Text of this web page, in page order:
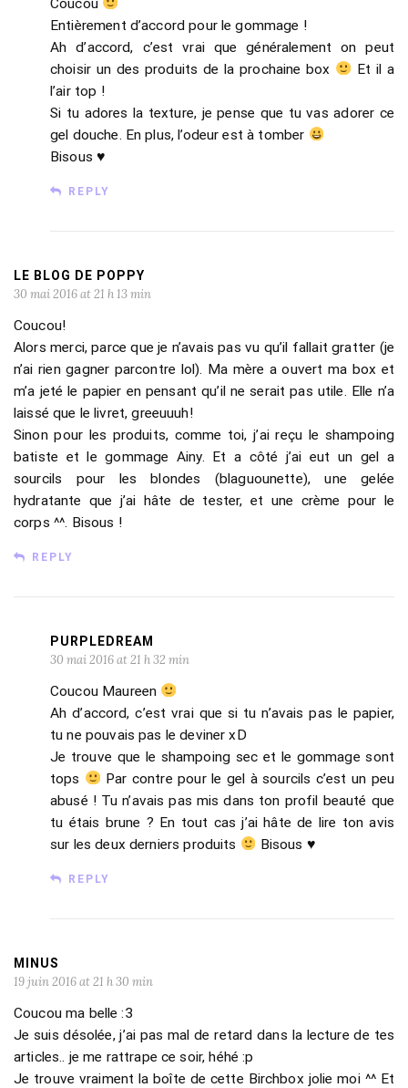
Coucou
Entièrement d’accord pour le gommage !
Ah d’accord, c’est vrai que généralement on peut
choisir un des produits de la prochaine box
Et il a
l’air top !
Si tu adores la texture, je pense que tu vas adorer ce
gel douche. En plus, l’odeur est à tomber
Bisous ♥
REPLY
LE BLOG DE POPPY
30 mai 2016 at 21 h 13 min
Coucou!
Alors merci, parce que je n’avais pas vu qu’il fallait gratter (je
n’ai rien gagner parcontre lol). Ma mère a ouvert ma box et
m’a jeté le papier en pensant qu’il ne serait pas utile. Elle n’a
laissé que le livret, greeuuuh!
Sinon pour les produits, comme toi, j’ai reçu le shampoing
batiste et le gommage Ainy. Et a côté j’ai eut un gel a
sourcils pour les blondes (blaguounette), une gelée
hydratante que j’ai hâte de tester, et une crème pour le
corps ^^. Bisous !
REPLY
PURPLEDREAM
30 mai 2016 at 21 h 32 min
Coucou Maureen
Ah d’accord, c’est vrai que si tu n’avais pas le papier,
tu ne pouvais pas le deviner xD
Je trouve que le shampoing sec et le gommage sont
tops
Par contre pour le gel à sourcils c’est un peu
abusé ! Tu n’avais pas mis dans ton profil beauté que
tu étais brune ? En tout cas j’ai hâte de lire ton avis
sur les deux derniers produits
Bisous ♥
REPLY
MINUS
19 juin 2016 at 21 h 30 min
Coucou ma belle :3
Je suis désolée, j’ai pas mal de retard dans la lecture de tes
articles.. je me rattrape ce soir, héhé :p
Je trouve vraiment la boîte de cette Birchbox jolie moi ^^ Et